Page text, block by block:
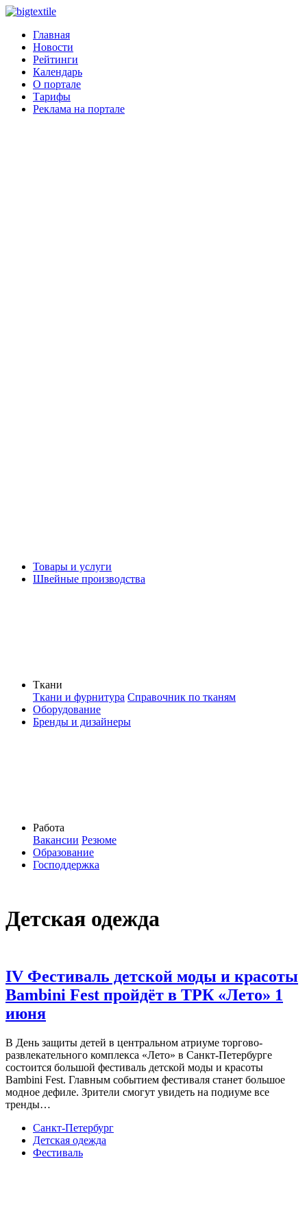
Главная
Новости
Рейтинги
Календарь
О портале
Тарифы
Реклама на портале
Товары и услуги
Швейные производства
Ткани
Ткани и фурнитура Справочник по тканям
Оборудование
Бренды и дизайнеры
Работа
Вакансии Резюме
Образование
Господдержка
Детская одежда
IV Фестиваль детской моды и красоты
Bambini Fest пройдёт в ТРК «Лето» 1
июня
В День защиты детей в центральном атриуме торгово-
развлекательного комплекса «Лето» в Санкт-Петербурге
состоится большой фестиваль детской моды и красоты
Bambini Fest. Главным событием фестиваля станет большое
модное дефиле. Зрители смогут увидеть на подиуме все
тренды…
Санкт-Петербург
Детская одежда
Фестиваль